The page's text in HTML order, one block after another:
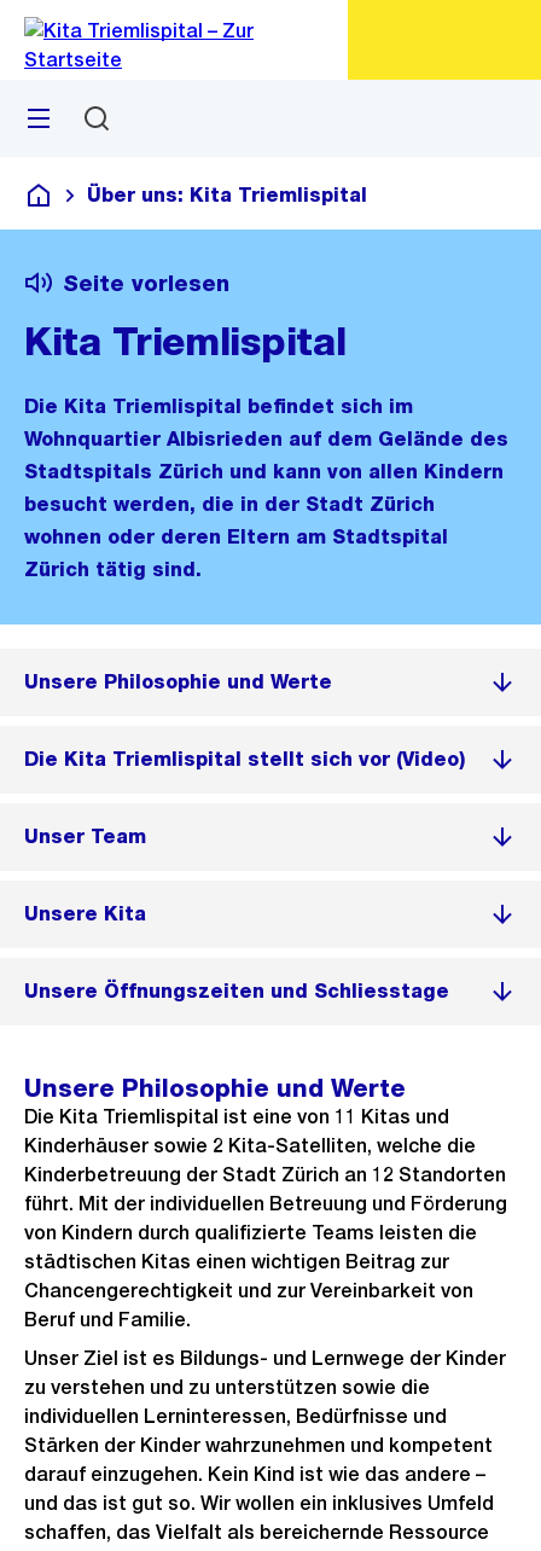
Navigation
Sprunglink
Menü
Kita Triemlispital
Über uns: Kita Triemlispital
Seite vorlesen
Kita Triemlispital
Die Kita Triemlispital befindet sich im
Wohnquartier Albisrieden auf dem Gelände des
Stadtspitals Zürich und kann von allen Kindern
besucht werden, die in der Stadt Zürich
wohnen oder deren Eltern am Stadtspital
Zürich tätig sind.
Unsere Philosophie und Werte
Die Kita Triemlispital stellt sich vor (Video)
Unser Team
Unsere Kita
Unsere Öffnungszeiten und Schliesstage
Unsere Philosophie und Werte
Die Kita Triemlispital ist eine von 11 Kitas und
Kinderhäuser sowie 2 Kita-Satelliten, welche die
Kinderbetreuung der Stadt Zürich an 12 Standorten
führt. Mit der individuellen Betreuung und Förderung
von Kindern durch qualifizierte Teams leisten die
städtischen Kitas einen wichtigen Beitrag zur
Chancengerechtigkeit und zur Vereinbarkeit von
Beruf und Familie.
Unser Ziel ist es Bildungs- und Lernwege der Kinder
zu verstehen und zu unterstützen sowie die
individuellen Lerninteressen, Bedürfnisse und
Stärken der Kinder wahrzunehmen und kompetent
darauf einzugehen. Kein Kind ist wie das andere –
und das ist gut so. Wir wollen ein inklusives Umfeld
schaffen, das Vielfalt als bereichernde Ressource